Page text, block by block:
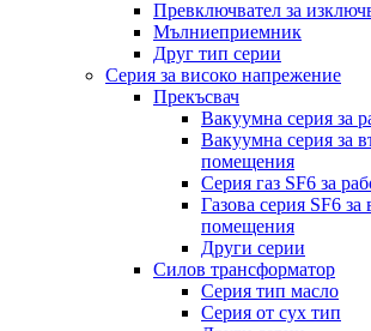
Превключвател за
Мълниеприемник
Друг тип серии
Серия за високо напрежение
Прекъсвач
Вакуумна серия за
Вакуумна серия за
помещения
Серия газ SF6 за
Газова серия SF6
помещения
Други серии
Силов трансформатор
Серия тип масло
Серия от сух тип